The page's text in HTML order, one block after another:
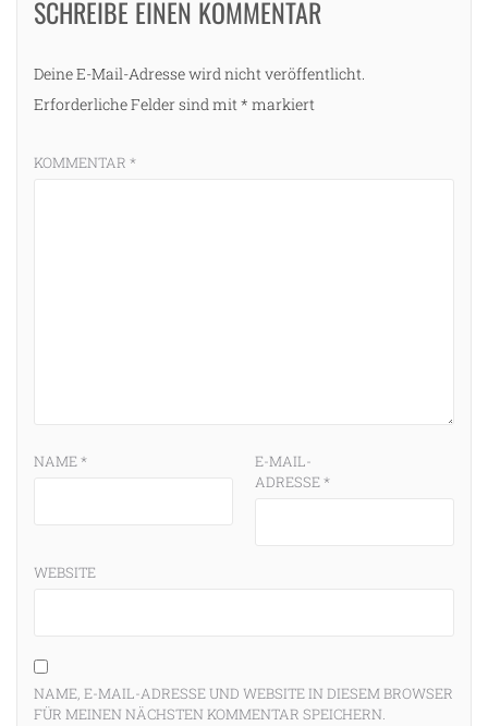
SCHREIBE EINEN KOMMENTAR
Deine E-Mail-Adresse wird nicht veröffentlicht.
Erforderliche Felder sind mit* markiert
KOMMENTAR *
NAME*
E-MAIL-
ADRESSE*
WEBSITE
NAME, E-MAIL-ADRESSE UND WEBSITE IN DIESEM BROWSER
FÜR MEINEN NÄCHSTEN KOMMENTAR SPEICHERN.